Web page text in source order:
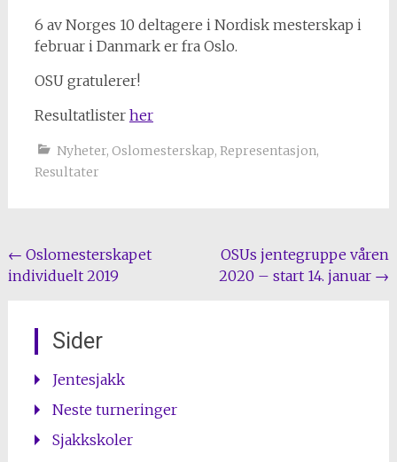
6 av Norges 10 deltagere i Nordisk mesterskap i
februar i Danmark er fra Oslo.
OSU gratulerer!
Resultatlister her
Nyheter, Oslomesterskap, Representasjon,
Resultater
Post
navigation
← Oslomesterskapet
individuelt 2019
OSUs jentegruppe våren
2020 – start 14. januar →
Sider
Jentesjakk
Neste turneringer
Sjakkskoler